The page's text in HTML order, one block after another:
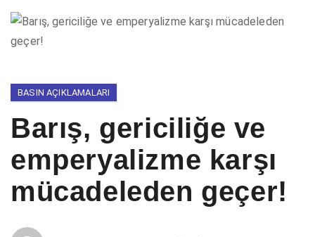
BASIN AÇIKLAMALARI
Barış, gericiliğe ve
emperyalizme karşı
mücadeleden geçer!